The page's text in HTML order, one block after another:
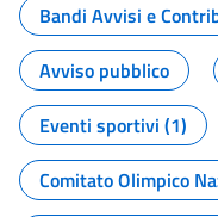
Bandi Avvisi e
Avviso pubblico
Eventi sportivi (1)
Comitato Olimpico